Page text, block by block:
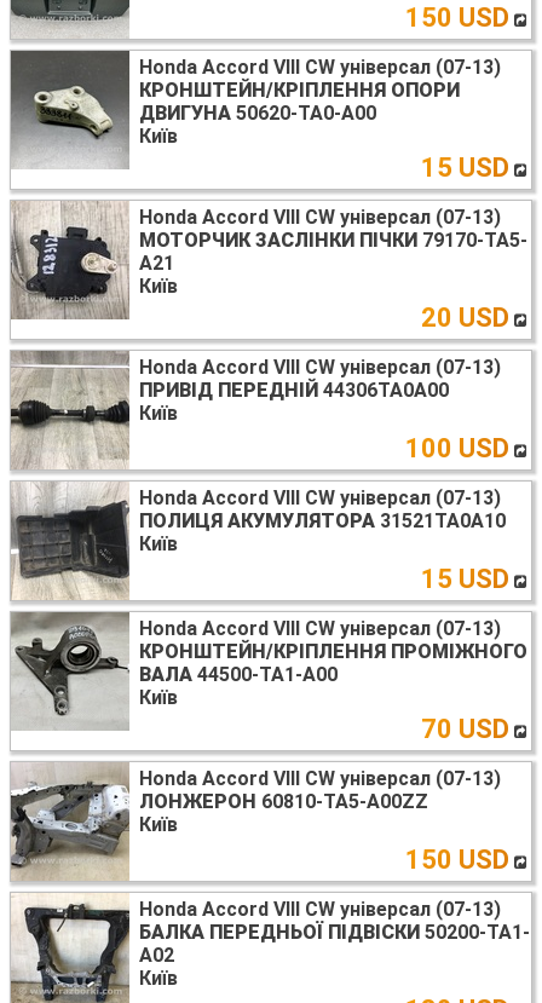
150 USD
Honda Accord VIII CW універсал (07-13)
КРОНШТЕЙН/КРІПЛЕННЯ ОПОРИ
ДВИГУНА 50620-TA0-A00
Київ
15 USD
Honda Accord VIII CW універсал (07-13)
МОТОРЧИК ЗАСЛІНКИ ПІЧКИ 79170-TA5-
A21
Київ
20 USD
Honda Accord VIII CW універсал (07-13)
ПРИВІД ПЕРЕДНІЙ 44306TA0A00
Київ
100 USD
Honda Accord VIII CW універсал (07-13)
ПОЛИЦЯ АКУМУЛЯТОРА 31521TA0A10
Київ
15 USD
Honda Accord VIII CW універсал (07-13)
КРОНШТЕЙН/КРІПЛЕННЯ ПРОМІЖНОГО
ВАЛА 44500-TA1-A00
Київ
70 USD
Honda Accord VIII CW універсал (07-13)
ЛОНЖЕРОН 60810-TA5-A00ZZ
Київ
150 USD
Honda Accord VIII CW універсал (07-13)
БАЛКА ПЕРЕДНЬОЇ ПІДВІСКИ 50200-TA1-
A02
Київ